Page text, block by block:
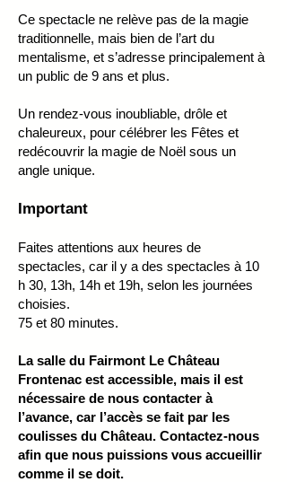
Ce spectacle ne relève pas de la magie
traditionnelle, mais bien de l’art du
mentalisme, et s’adresse principalement à
un public de 9 ans et plus.
Un rendez-vous inoubliable, drôle et
chaleureux, pour célébrer les Fêtes et
redécouvrir la magie de Noël sous un
angle unique.
Important
Faites attentions aux heures de
spectacles, car il y a des spectacles à 10
h 30, 13h, 14h et 19h, selon les journées
choisies.
​75 et 80 minutes.
La salle du Fairmont Le Château
Frontenac est accessible, mais il est
nécessaire de nous contacter à
l’avance, car l’accès se fait par les
coulisses du Château. Contactez-nous
afin que nous puissions vous accueillir
comme il se doit.